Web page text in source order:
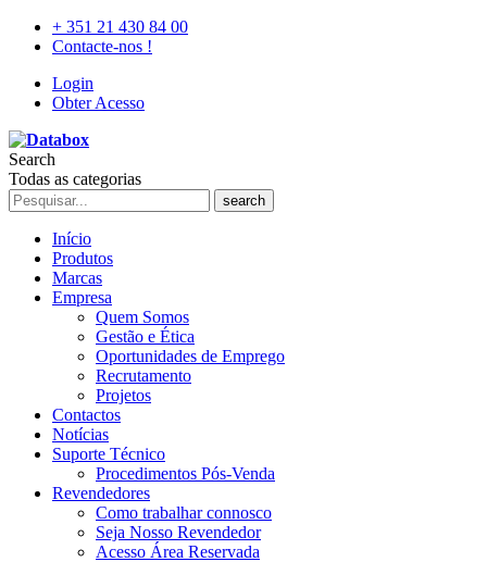
+ 351 21 430 84 00
Contacte-nos !
Login
Obter Acesso
Search
Todas as categorias
search
Início
Produtos
Marcas
Empresa
Quem Somos
Gestão e Ética
Oportunidades de Emprego
Recrutamento
Projetos
Contactos
Notícias
Suporte Técnico
Procedimentos Pós-Venda
Revendedores
Como trabalhar connosco
Seja Nosso Revendedor
Acesso Área Reservada